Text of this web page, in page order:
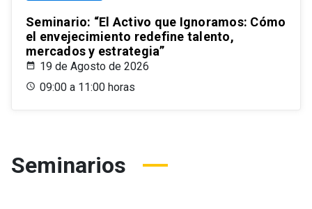
Seminario: “El Activo que Ignoramos: Cómo
el envejecimiento redefine talento,
mercados y estrategia”
19 de Agosto de 2026
09:00 a 11:00 horas
Seminarios